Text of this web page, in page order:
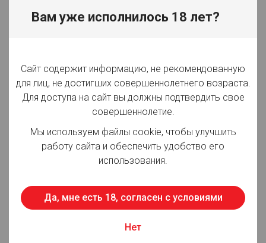
Производитель: АО "АБ ИнБев Эфес"
Вид упаковки: ПЭТ
Крепость: 6.5%
16,80%
Фильтрация: Фильтрованное
Светлое
Срок годности: 60 суток
Страна производства: Россия
Вам уже исполнилось 18 лет?
Сайт содержит информацию, не рекомендованную
для лиц, не достигших совершеннолетнего возраста.
Для доступа на сайт вы должны подтвердить свое
совершеннолетие.
Мы используем файлы cookie, чтобы улучшить
работу сайта и обеспечить удобство его
использования.
Да, мне есть 18, согласен с условиями
Нет